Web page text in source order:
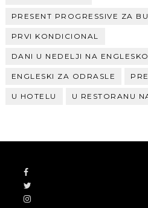
PRESENT PROGRESSIVE ZA
PRVI KONDICIONAL
DANI U NEDELJI NA
ENGLESKI ZA ODRASLE
U HOTELU U RESTORANU